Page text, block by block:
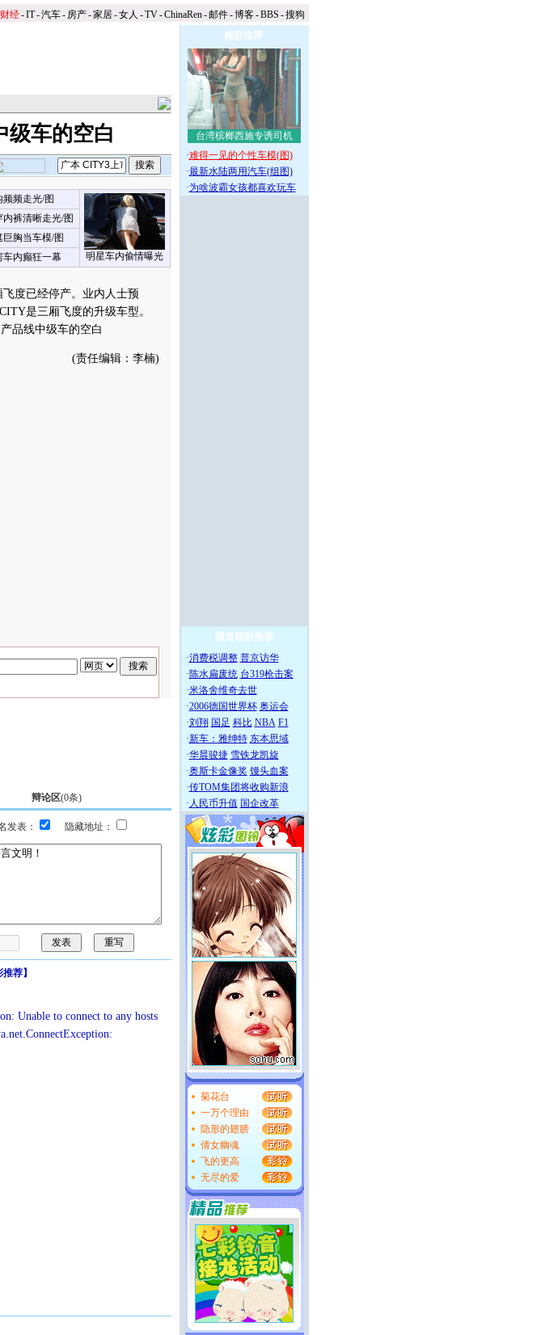
财经-IT-汽车- 房产-家居-女人 -TV-ChinaRen-邮件-博客-BBS -搜狗
级车的空白
频走光/图
明星车内偷情曝光
裤清晰走光/图
胸当车模/图
车内癫狂一幕
度已经停产。业内人士预
是三厢飞度的升级车型。
品线中级车的空白
(责任编辑：李楠)
辩论区(0条)
表： 隐藏地址：
推荐】
Unable to connect to any hosts
精彩推荐
台湾槟榔西施专诱司机
·难得一见的个性车模(图)
·最新水陆两用汽车(组图)
·为啥波霸女孩都喜欢玩车
频道精彩推荐
·消费税调整 普京访华
·陈水扁废统 台319枪击案
·米洛舍维奇去世
·2006德国世界杯 奥运会
·刘翔 国足 科比 NBA F1
·新车：雅绅特 东本思域
·华晨骏捷 雪铁龙凯旋
·奥斯卡金像奖 馒头血案
·传TOM集团将收购新浪
· 人民币升值 国企改革
菊花台
一万个理由
隐形的翅膀
倩女幽魂
飞的更高
无尽的爱